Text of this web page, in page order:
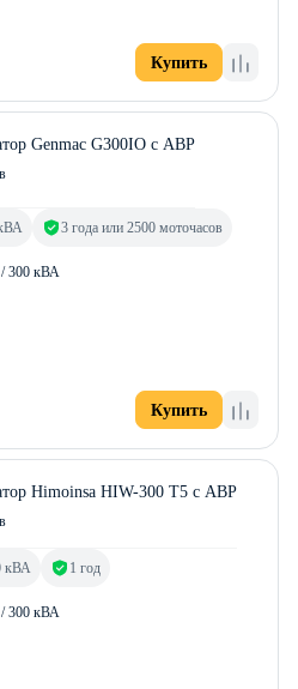
Купить
Genmac G300IO с АВР
300 кВА
3 года или 2500 моточасов
Купить
Himoinsa HIW-300 T5 с АВР
300 кВА
кВА 1 год